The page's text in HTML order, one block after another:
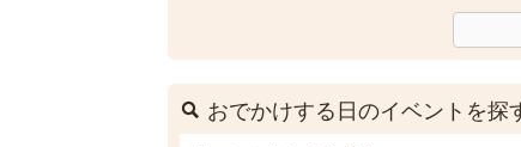
おでかけする日のイベントを探